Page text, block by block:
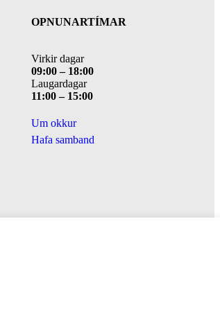
OPNUNARTÍMAR
Virkir dagar
09:00 – 18:00
Laugardagar
11:00 – 15:00
Um okkur
Hafa samband